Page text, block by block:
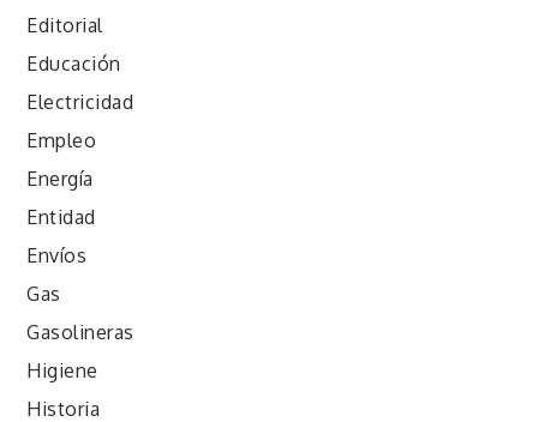
Editorial
Educación
Electricidad
Empleo
Energía
Entidad
Envíos
Gas
Gasolineras
Higiene
Historia